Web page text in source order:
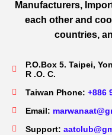
Manufacturers,
each other and
countries,
P.O.Box 5. Taipei,
R .O. C.
Taiwan Phone: +886
Email:
Support: